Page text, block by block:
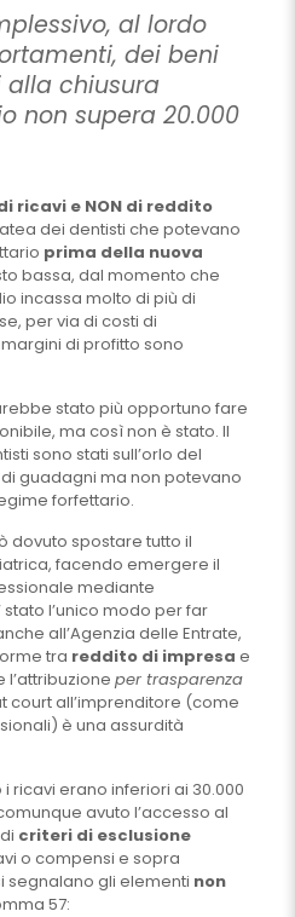
al lordo
dei beni
chiusura
non supera 20.000
ricavi e NON di reddito
dei dentisti che potevano
prima della nuova
bassa, dal momento che
incassa molto di più di
per via di costi di
di profitto sono
stato più opportuno fare
ma così non è stato. Il
sono stati sull’orlo del
guadagni ma non potevano
forfettario.
dovuto spostare tutto il
facendo emergere il
mediante
stato l’unico modo per far
all’Agenzia delle Entrate,
tra reddito di impresa e
l’attribuzione per trasparenza
court all’imprenditore (come
è una assurdità
ricavi erano inferiori ai 30.000
avuto l’accesso al
criteri di esclusione
o compensi e sopra
segnalano gli elementi non
57: